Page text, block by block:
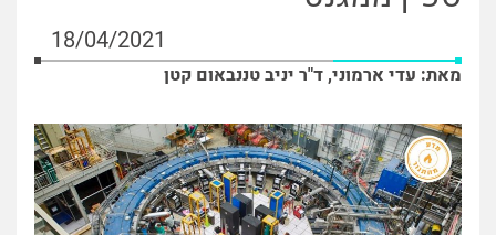
18/04/2021
מאת: עדי ארמוני, ד"ר יניב טננבאום קטן